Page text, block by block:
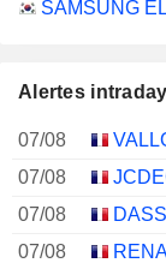
Alertes
07/08
07/08
07/08
07/08